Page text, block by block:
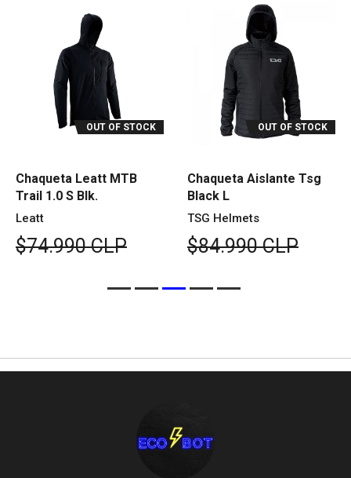
OUT OF STOCK
Chaqueta Leatt MTB
Trail 1.0 S Blk.
Leatt
$74.990 CLP
OUT OF STOCK
Chaqueta Aislante Tsg
Black L
TSG Helmets
$84.990 CLP